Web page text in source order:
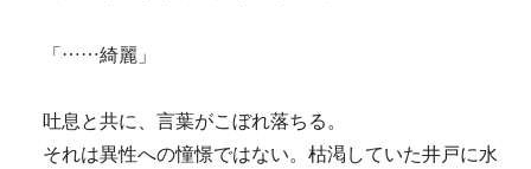
「……綺麗」
吐息と共に、言葉がこぼれ落ちる。
それは異性への憧憬ではない。枯渇していた井戸に水